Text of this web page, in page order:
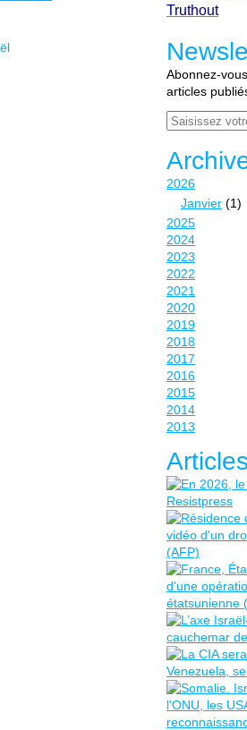
Truthout
Abonnez-
articles
Email
2026
Janvier (1)
2025
2024
2023
2022
2021
2020
2019
2018
2017
2016
2015
2014
2013